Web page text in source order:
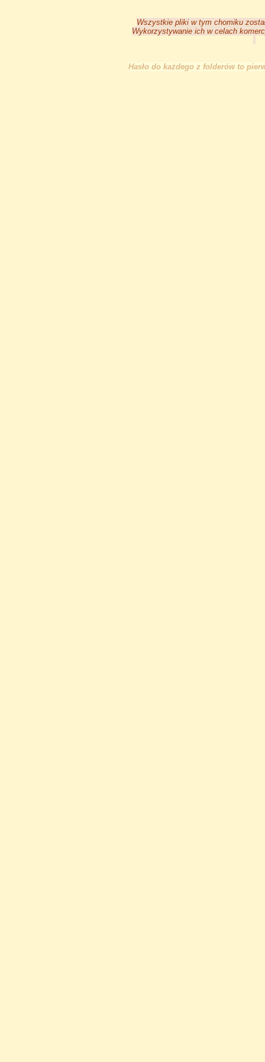
Wszystkie pliki w tym chomiku
Wykorzystywanie ich w celach
Hasło do każdego z folderów to